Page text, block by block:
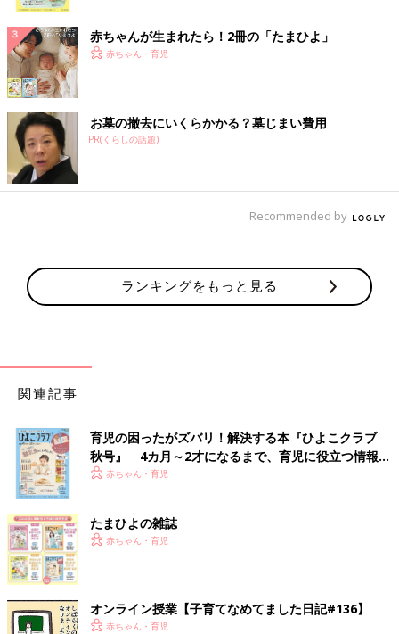
赤ちゃんが生まれたら！2冊の「たまひよ」
赤ちゃん・育児
お墓の撤去にいくらかかる？墓じまい費用
PR(くらしの話題)
Recommended by
ランキングをもっと見る
関連記事
育児の困ったがズバリ！解決する本『ひよこクラブ
秋号』 4カ月～2才になるまで、育児に役立つ情報が
いっぱい！
赤ちゃん・育児
たまひよの雑誌
赤ちゃん・育児
オンライン授業【子育てなめてました日記#136】
赤ちゃん・育児